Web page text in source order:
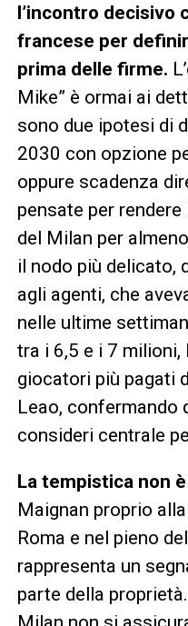
l’incontro decisivo
francese per
prima delle firme.
Mike” è ormai ai
sono due ipotesi di
2030 con opzione
oppure scadenza
pensate per
del Milan per
il nodo più delicato,
agli agenti, che
nelle ultime
tra i 6,5 e i 7
giocatori più pagati
Leao, confermando
consideri centrale
La tempistica non
Maignan proprio
Roma e nel pieno
rappresenta un
parte della